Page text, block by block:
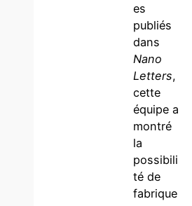
es
publiés
dans
Nano
Letters,
cette
équipe a
montré
la
possibili
té de
fabrique